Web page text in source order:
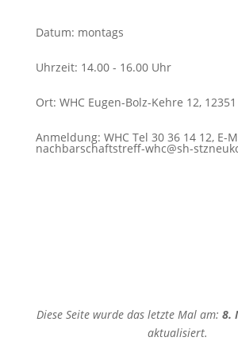
Datum: montags
Uhrzeit: 14.00 - 16.00 Uhr
Ort: WHC Eugen-Bolz-Kehre 12,
Anmeldung: WHC Tel 30 36 14 12, E-
nachbarschaftstreff-whc@sh-
Diese Seite wurde das letzte Mal am:8.
aktualisiert.